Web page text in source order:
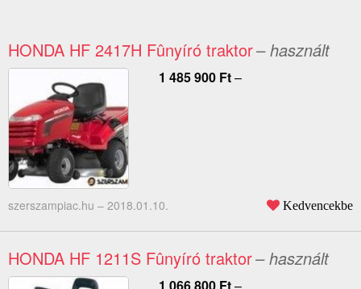
HONDA HF 2417H Fûnyíró traktor– használt
1 485 900 Ft–
szerszampiac.hu – 2018.01.10. Kedvencekbe
HONDA HF 1211S Fûnyíró traktor– használt